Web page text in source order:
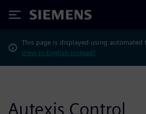
Siemens
This page is displayed using automated
View in English instead?
Autexis Control